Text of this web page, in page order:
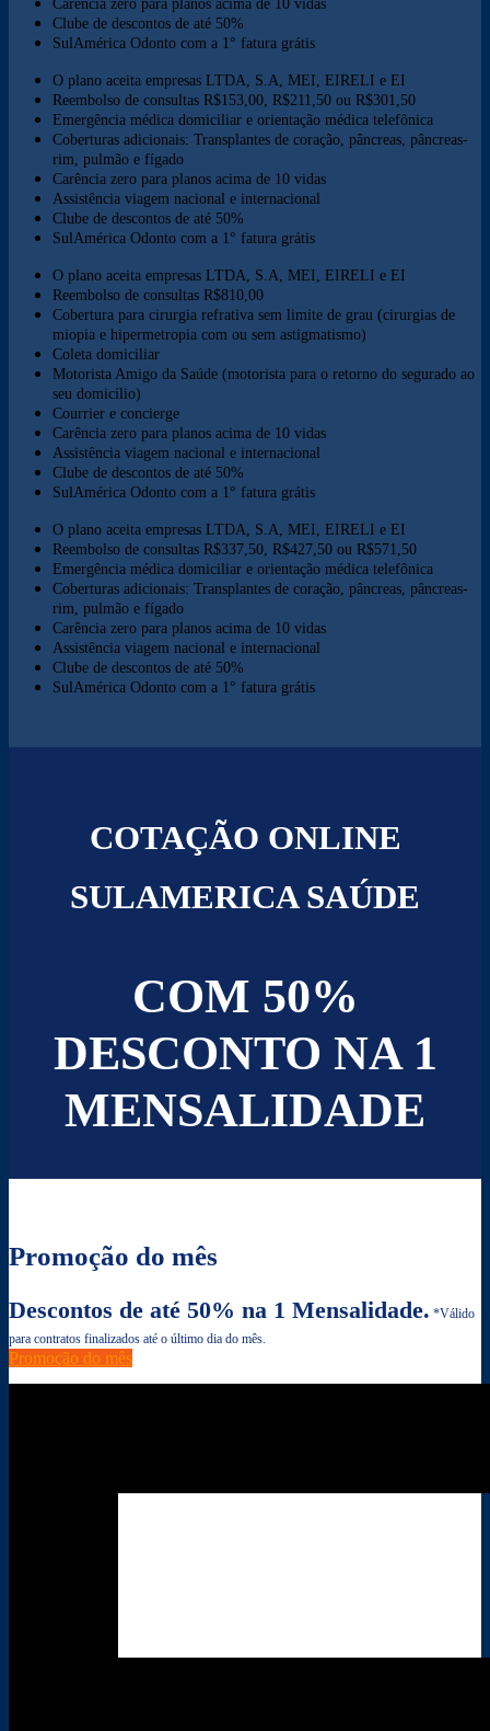
Clube de descontos de até 50%
SulAmérica Odonto com a 1° fatura grátis
O plano aceita empresas LTDA, S.A, MEI, EIRELI e EI
Reembolso de consultas R$153,00, R$211,50 ou R$301,50
Emergência médica domiciliar e orientação médica telefônica
Coberturas adicionais: Transplantes de coração, pâncreas, pâncreas-
rim, pulmão e fígado
Carência zero para planos acima de 10 vidas
Assistência viagem nacional e internacional
Clube de descontos de até 50%
SulAmérica Odonto com a 1° fatura grátis
O plano aceita empresas LTDA, S.A, MEI, EIRELI e EI
Reembolso de consultas R$810,00
Cobertura para cirurgia refrativa sem limite de grau (cirurgias de
miopia e hipermetropia com ou sem astigmatismo)
Coleta domiciliar
Motorista Amigo da Saúde (motorista para o retorno do segurado ao
seu domicílio)
Courrier e concierge
Carência zero para planos acima de 10 vidas
Assistência viagem nacional e internacional
Clube de descontos de até 50%
SulAmérica Odonto com a 1° fatura grátis
O plano aceita empresas LTDA, S.A, MEI, EIRELI e EI
Reembolso de consultas R$337,50, R$427,50 ou R$571,50
Emergência médica domiciliar e orientação médica telefônica
Coberturas adicionais: Transplantes de coração, pâncreas, pâncreas-
rim, pulmão e fígado
Carência zero para planos acima de 10 vidas
Assistência viagem nacional e internacional
Clube de descontos de até 50%
SulAmérica Odonto com a 1° fatura grátis
COTAÇÃO ONLINE
SULAMERICA SAÚDE
COM 50%
DESCONTO NA 1
MENSALIDADE
Promoção do mês
Descontos de até 50% na 1 Mensalidade. *Válido
para contratos finalizados até o último dia do mês.
Promoção do mês